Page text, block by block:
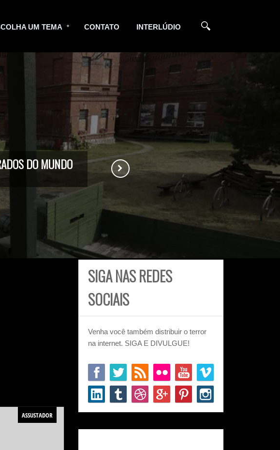
UM TEMA CONTATO INTERLÚDIO
DO MUNDO
ASSUSTADOR
SIGA NAS REDES
SOCIAIS
Venha você também distribuir o terror
na internet. SIGA E DIVULGUE!